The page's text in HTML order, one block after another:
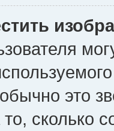
это
сколько